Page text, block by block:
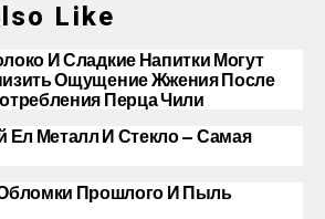
Like
И Сладкие Напитки Могут
Ощущение Жжения После
Перца Чили
Ел Металл И Стекло — Самая
Прошлого И Пыль